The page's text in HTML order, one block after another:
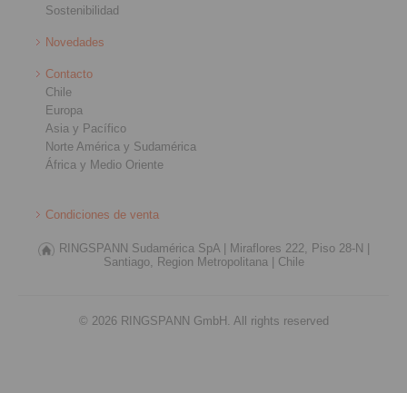
Sostenibilidad
Novedades
Contacto
Chile
Europa
Asia y Pacífico
Norte América y Sudamérica
África y Medio Oriente
Condiciones de venta
RINGSPANN Sudamérica SpA |
Miraflores 222, Piso 28-N |
Santiago, Region Metropolitana |
Chile
© 2026 RINGSPANN GmbH. All rights reserved